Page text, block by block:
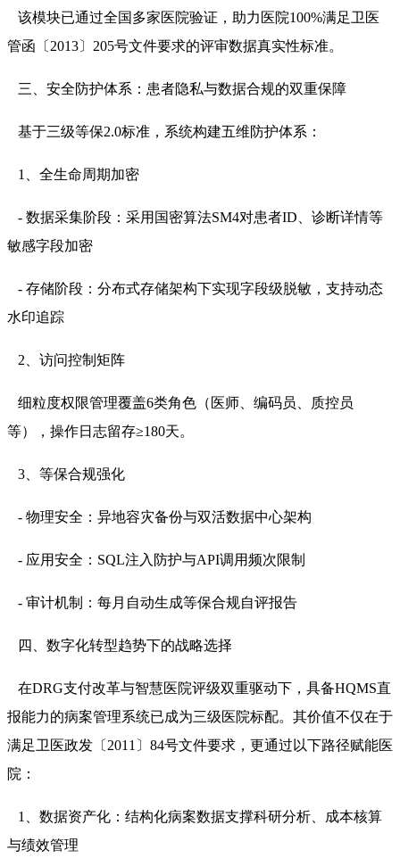
该模块已通过全国多家医院验证，助力医院100%满足卫医
管函〔2013〕205号文件要求的评审数据真实性标准。
三、安全防护体系：患者隐私与数据合规的双重保障
基于三级等保2.0标准，系统构建五维防护体系：
1、全生命周期加密
- 数据采集阶段：采用国密算法SM4对患者ID、诊断详情等
敏感字段加密
- 存储阶段：分布式存储架构下实现字段级脱敏，支持动态
水印追踪
2、访问控制矩阵
细粒度权限管理覆盖6类角色（医师、编码员、质控员
等），操作日志留存≥180天。
3、等保合规强化
- 物理安全：异地容灾备份与双活数据中心架构
- 应用安全：SQL注入防护与API调用频次限制
- 审计机制：每月自动生成等保合规自评报告
四、数字化转型趋势下的战略选择
在DRG支付改革与智慧医院评级双重驱动下，具备HQMS直
报能力的病案管理系统已成为三级医院标配。其价值不仅在于
满足卫医政发〔2011〕84号文件要求，更通过以下路径赋能医
院：
1、数据资产化：结构化病案数据支撑科研分析、成本核算
与绩效管理